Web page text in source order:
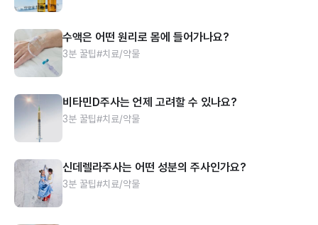
수액은 어떤 원리로 몸에 들어가나요?
3분 꿀팁#치료/약물
비타민D주사는 언제 고려할 수 있나요?
3분 꿀팁#치료/약물
신데렐라주사는 어떤 성분의 주사인가요?
3분 꿀팁#치료/약물